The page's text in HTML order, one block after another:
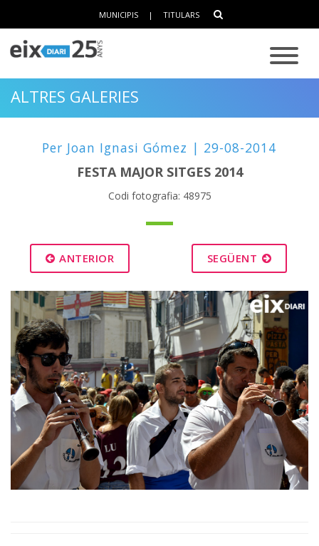
MUNICIPIS | TITULARS
ALTRES GALERIES
Per Joan Ignasi Gómez | 29-08-2014
FESTA MAJOR SITGES 2014
Codi fotografia: 48975
ANTERIOR SEGÜENT